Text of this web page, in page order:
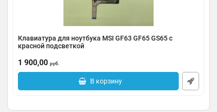
Клавиатура для ноутбука MSI GF63 GF65 GS65 с
красной подсветкой
1 900,00 руб.
В корзину